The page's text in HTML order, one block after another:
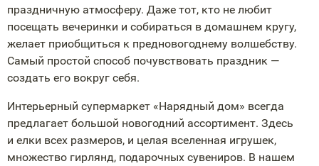
праздничную атмосферу. Даже тот, кто не любит
посещать вечеринки и собираться в домашнем кругу,
желает приобщиться к предновогоднему волшебству.
Самый простой способ почувствовать праздник —
создать его вокруг себя.
Интерьерный супермаркет «Нарядный дом» всегда
предлагает большой новогодний ассортимент. Здесь
и елки всех размеров, и целая вселенная игрушек,
множество гирлянд, подарочных сувениров. В нашем